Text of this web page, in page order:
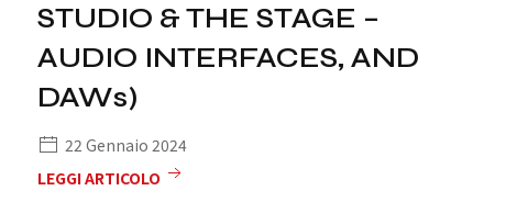
STUDIO & THE STAGE –
AUDIO INTERFACES, AND
DAWs)
22 Gennaio 2024
LEGGI ARTICOLO